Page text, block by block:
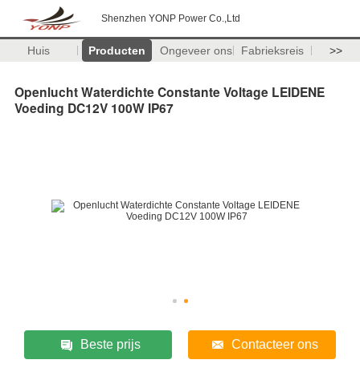
Shenzhen YONP Power Co.,Ltd
Huis Producten Ongeveer ons Fabrieksreis >>
Openlucht Waterdichte Constante Voltage LEIDENE
Voeding DC12V 100W IP67
Beste prijs Contacteer ons